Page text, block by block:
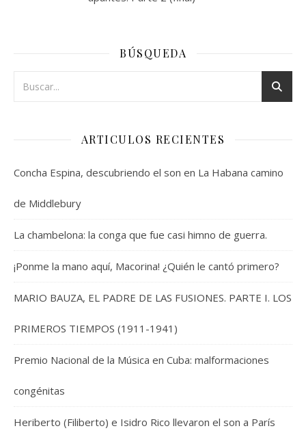
BÚSQUEDA
ARTICULOS RECIENTES
Concha Espina, descubriendo el son en La Habana camino
de Middlebury
La chambelona: la conga que fue casi himno de guerra.
¡Ponme la mano aquí, Macorina! ¿Quién le cantó primero?
MARIO BAUZA, EL PADRE DE LAS FUSIONES. PARTE I. LOS
PRIMEROS TIEMPOS (1911-1941)
Premio Nacional de la Música en Cuba: malformaciones
congénitas
Heriberto (Filiberto) e Isidro Rico llevaron el son a París